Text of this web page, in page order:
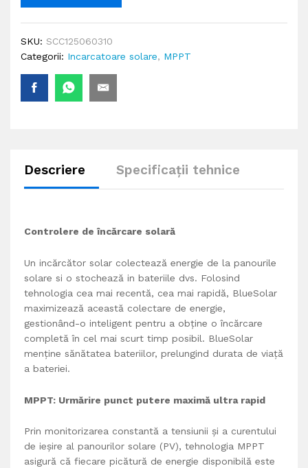
SKU: SCC125060310
Categorii: Incarcatoare solare, MPPT
Descriere Specificații tehnice
Controlere de încărcare solară
Un incărcător solar colectează energie de la panourile
solare si o stochează in bateriile dvs. Folosind
tehnologia cea mai recentă, cea mai rapidă, BlueSolar
maximizează această colectare de energie,
gestionând-o inteligent pentru a obține o încărcare
completă în cel mai scurt timp posibil. BlueSolar
menține sănătatea bateriilor, prelungind durata de viață
a bateriei.
MPPT: Urmărire punct putere maximă ultra rapid
Prin monitorizarea constantă a tensiunii și a curentului
de ieșire al panourilor solare (PV), tehnologia MPPT
asigură că fiecare picătură de energie disponibilă este